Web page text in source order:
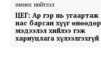
өмнөх нийтлэл
ЦЕГ: Ар гэр нь угаартаж
нас барсан хүүг өнөөдөр
мэдээлэл хийлээ гэж
хариуцлага хүлээлгэхгүй